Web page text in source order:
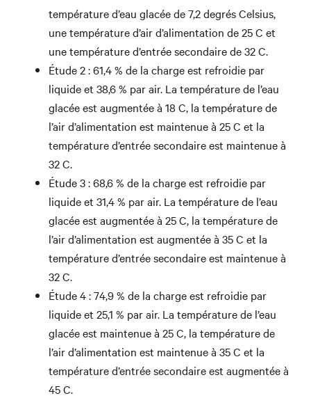
température d’eau glacée de 7,2 degrés Celsius,
une température d’air d’alimentation de 25 C et
une température d’entrée secondaire de 32 C.
Étude 2 : 61,4 % de la charge est refroidie par
liquide et 38,6 % par air. La température de l’eau
glacée est augmentée à 18 C, la température de
l’air d’alimentation est maintenue à 25 C et la
température d’entrée secondaire est maintenue à
32 C.
Étude 3 : 68,6 % de la charge est refroidie par
liquide et 31,4 % par air. La température de l’eau
glacée est augmentée à 25 C, la température de
l’air d’alimentation est augmentée à 35 C et la
température d’entrée secondaire est maintenue à
32 C.
Étude 4 : 74,9 % de la charge est refroidie par
liquide et 25,1 % par air. La température de l’eau
glacée est maintenue à 25 C, la température de
l’air d’alimentation est maintenue à 35 C et la
température d’entrée secondaire est augmentée à
45 C.